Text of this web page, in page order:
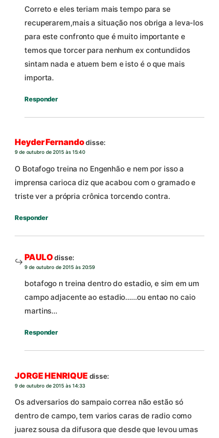
Correto e eles teriam mais tempo para se
recuperarem,mais a situação nos obriga a leva-los
para este confronto que é muito importante e
temos que torcer para nenhum ex contundidos
sintam nada e atuem bem e isto é o que mais
importa.
Responder
Heyder Fernando disse:
9 de outubro de 2015 às 15:40
O Botafogo treina no Engenhão e nem por isso a
imprensa carioca diz que acabou com o gramado e
triste ver a própria crônica torcendo contra.
Responder
PAULO disse:
9 de outubro de 2015 às 20:59
botafogo n treina dentro do estadio, e sim em um
campo adjacente ao estadio……ou entao no caio
martins…
Responder
JORGE HENRIQUE disse:
9 de outubro de 2015 às 14:33
Os adversarios do sampaio correa não estão só
dentro de campo, tem varios caras de radio como
juarez sousa da difusora que desde que levou umas